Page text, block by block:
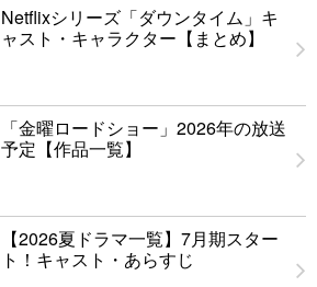
Netflixシリーズ「ダウンタイム」キ
ャスト・キャラクター【まとめ】
「金曜ロードショー」2026年の放送
予定【作品一覧】
【2026夏ドラマ一覧】7月期スター
ト！キャスト・あらすじ